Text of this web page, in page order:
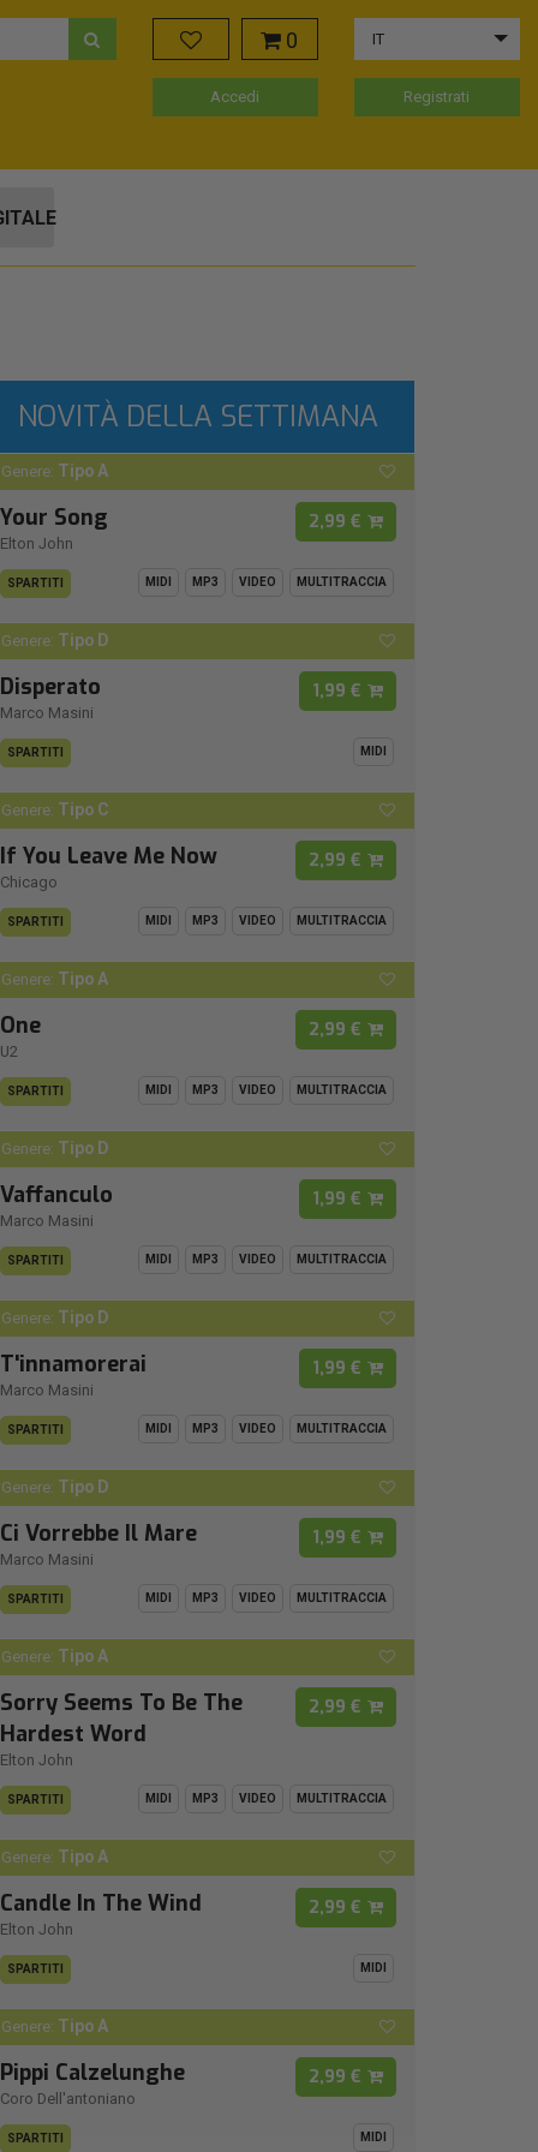
0 IT
Accedi Registrati
NOVITÀ DELLA SETTIMANA
Genere: Tipo A
Your Song
Elton John
2,99 €
SPARTITI MIDI MP3 VIDEO MULTITRACCIA
Genere: Tipo D
Disperato
Marco Masini
1,99 €
SPARTITI MIDI
Genere: Tipo C
If You Leave Me Now
Chicago
2,99 €
SPARTITI MIDI MP3 VIDEO MULTITRACCIA
Genere: Tipo A
One
U2
2,99 €
SPARTITI MIDI MP3 VIDEO MULTITRACCIA
Genere: Tipo D
Vaffanculo
Marco Masini
1,99 €
SPARTITI MIDI MP3 VIDEO MULTITRACCIA
Genere: Tipo D
T'innamorerai
Marco Masini
1,99 €
SPARTITI MIDI MP3 VIDEO MULTITRACCIA
Genere: Tipo D
Ci Vorrebbe Il Mare
Marco Masini
1,99 €
SPARTITI MIDI MP3 VIDEO MULTITRACCIA
Genere: Tipo A
Sorry Seems To Be The
Hardest Word
Elton John
2,99 €
SPARTITI MIDI MP3 VIDEO MULTITRACCIA
Genere: Tipo A
Candle In The Wind
Elton John
2,99 €
SPARTITI MIDI
Genere: Tipo A
Pippi Calzelunghe
Coro Dell'antoniano
2,99 €
SPARTITI MIDI